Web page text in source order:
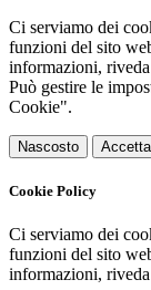
Ci serviamo dei
funzioni del sito
informazioni, riveda
Può gestire le
Cookie".
Nascosto
Cookie Policy
Ci serviamo dei
funzioni del sito
informazioni, riveda